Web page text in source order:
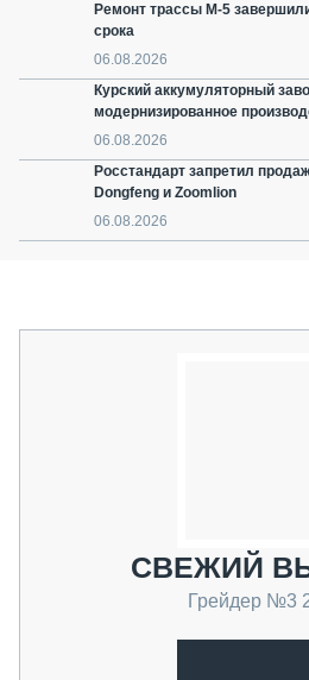
Ремонт трассы М-5
срока
06.08.2026
Курский аккумуляторный
модернизированное
06.08.2026
Росстандарт запретил
Dongfeng и Zoomlion
06.08.2026
СВЕЖИЙ
Грейдер №3